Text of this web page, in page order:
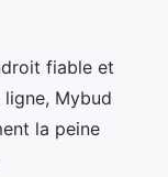
fiable et
Mybud
la peine